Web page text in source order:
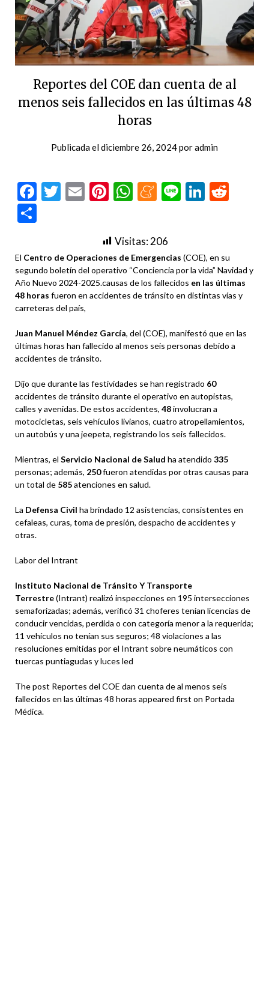
Reportes del COE dan cuenta de al
menos seis fallecidos en las últimas 48
horas
Publicada eldiciembre 26, 2024poradmin
Facebook
Twitter
EmailPinterest
WhatsApp
Meneame
Line
Visitas:206
El Centro de Operaciones de Emergencias (COE), en su
segundo boletín del operativo “Conciencia por la vida” Navidad y
Año Nuevo 2024-2025.causas de los fallecidos en las últimas
48 horas fueron en accidentes de tránsito en distintas vías y
carreteras del país,
Juan Manuel Méndez García, del (COE), manifestó que en las
últimas horas han fallecido al menos seis personas debido a
accidentes de tránsito.
Dijo que durante las festividades se han registrado 60
accidentes de tránsito durante el operativo en autopistas,
calles y avenidas. De estos accidentes, 48involucran a
motocicletas, seis vehículos livianos, cuatro atropellamientos,
un autobús y una jeepeta, registrando los seis fallecidos.
Mientras, el Servicio Nacional de Salud ha atendido 335
personas; además, 250fueron atendidas por otras causas para
un total de 585atenciones en salud.
La Defensa Civil ha brindado 12 asistencias, consistentes en
cefaleas, curas, toma de presión, despacho de accidentes y
otras.
Labor del Intrant
Instituto Nacional de Tránsito Y Transporte
Terrestre(Intrant) realizó inspecciones en 195 intersecciones
semaforizadas; además, verificó 31 choferes tenían licencias de
conducir vencidas, perdida o con categoría menor a la requerida;
11 vehículos no tenían sus seguros; 48 violaciones a las
resoluciones emitidas por el Intrant sobre neumáticos con
tuercas puntiagudas y luces led
The post Reportes del COE dan cuenta de al menos seis
fallecidos en las últimas 48 horas appeared first on Portada
Médica.